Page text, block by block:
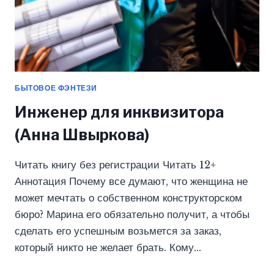
БЫТОВОЕ ФЭНТЕЗИ
Инженер для инквизитора
(Анна Швыркова)
Читать книгу без регистрации Читать 12+
Аннотация Почему все думают, что женщина не
может мечтать о собственном конструкторском
бюро? Марина его обязательно получит, а чтобы
сделать его успешным возьмется за заказ,
который никто не желает брать. Кому…